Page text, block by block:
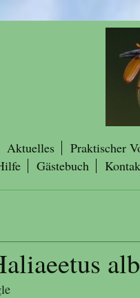
Aktuelles
Praktischer
Gästebuch